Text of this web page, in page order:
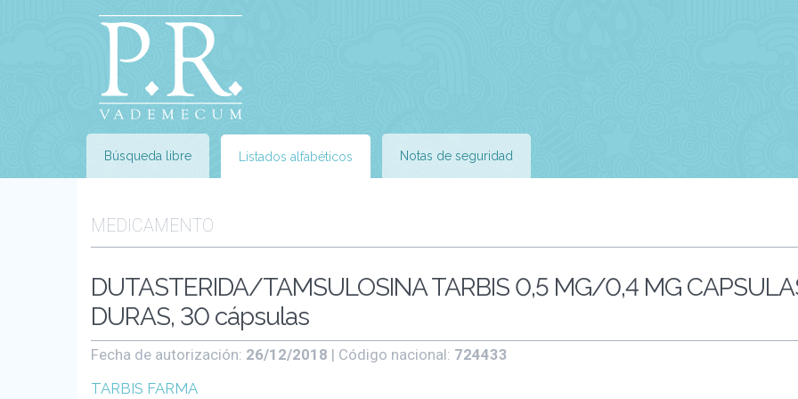
Búsqueda libre Listados alfabéticos Notas de seguridad
MEDICAMENTO
DUTASTERIDA/TAMSULOSINA TARBIS 0,5 MG/0,4 MG
DURAS, 30 cápsulas
Fecha de autorización: 26/12/2018 | Código nacional: 724433
TARBIS FARMA